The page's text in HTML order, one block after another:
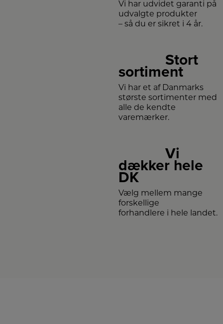
Vi har udvidet garanti på
udvalgte produkter
– så du er sikret i 4 år.
Stort
sortiment
Vi har et af Danmarks
største sortimenter med
alle de kendte
varemærker.
Vi
dækker hele
DK
Vælg mellem mange
forskellige
forhandlere i hele landet.